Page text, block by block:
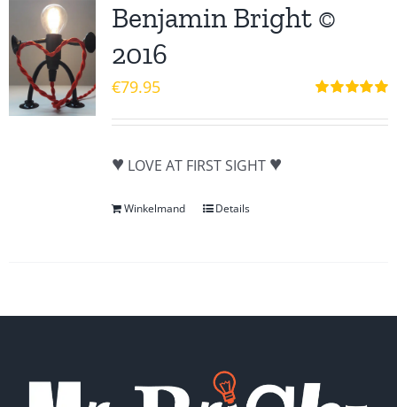
Benjamin Bright ©
2016
5.00uit 5
€79.95
♥ LOVE AT FIRST SIGHT ♥
Winkelmand Details